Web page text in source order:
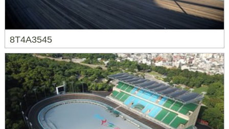
8T4A3545